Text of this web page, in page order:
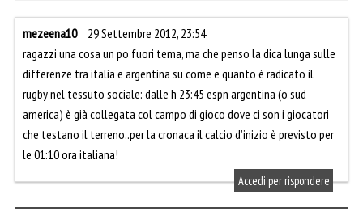
mezeena10
29 Settembre 2012, 23:54
ragazzi una cosa un po fuori tema, ma che penso la dica lunga sulle
differenze tra italia e argentina su come e quanto è radicato il
rugby nel tessuto sociale: dalle h 23:45 espn argentina (o sud
america) è già collegata col campo di gioco dove ci son i giocatori
che testano il terreno..per la cronaca il calcio d’inizio è previsto per
le 01:10 ora italiana!
Accedi per rispondere